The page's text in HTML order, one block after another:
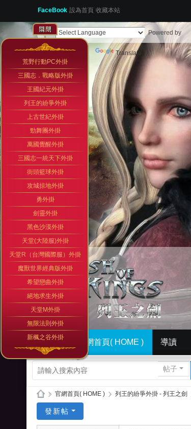
FaceBook 設為首頁 收藏本站
Powered by
Translate
門戶 官網首頁( HOME ) 導讀
簡體中文版（ Simplified） 相冊
帖子
王
» 官網首頁( HOME ) › 列王的紛爭外掛 - 列王之劍
發新帖
荒野行動PC外掛
三國志．戰略版外掛
王國紀元外掛
列王的紛爭外掛
上古世紀外掛
勁舞團外掛
萬國覺醒外掛
三國志一統天下外掛
街頭籃球外掛
攻城掠地外掛
勇外掛
劍靈外掛
黑色沙漠外掛
天堂(大陸服)外掛
天堂R（台灣國際服）外掛
魔獸世界經典版外掛
希望戀曲外掛
絕地求生外掛
天堂M外掛
無限法則外掛
新楓之谷外掛